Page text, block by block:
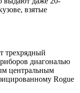
взятые
трехрядный
диагональю
центральным
Rogue